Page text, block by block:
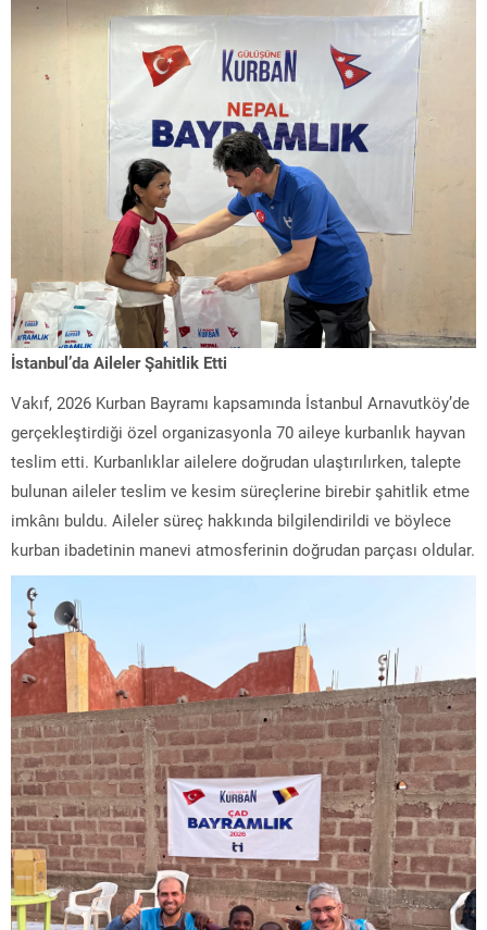
İstanbul’da Aileler Şahitlik Etti
Vakıf, 2026 Kurban Bayramı kapsamında İstanbul Arnavutköy’de
gerçekleştirdiği özel organizasyonla 70 aileye kurbanlık hayvan
teslim etti. Kurbanlıklar ailelere doğrudan ulaştırılırken, talepte
bulunan aileler teslim ve kesim süreçlerine birebir şahitlik etme
imkânı buldu. Aileler süreç hakkında bilgilendirildi ve böylece
kurban ibadetinin manevi atmosferinin doğrudan parçası oldular.